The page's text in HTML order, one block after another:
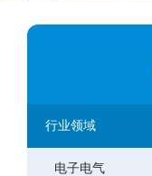
行业领域
电子电气